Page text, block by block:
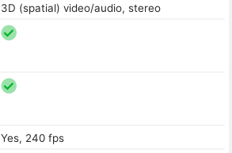
3D (spatial) video/audio, stereo
Yes, 240 fps